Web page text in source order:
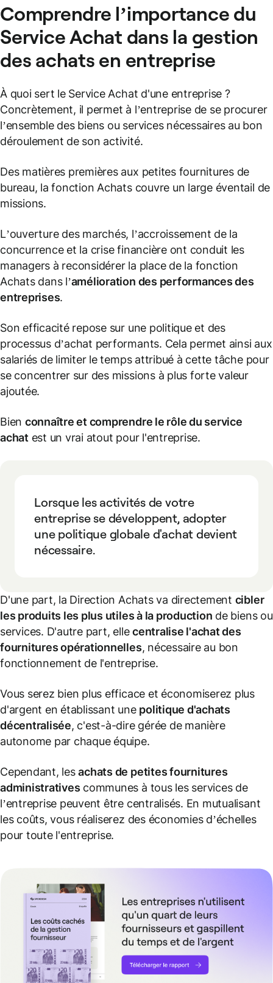
Comprendre l’importance du
Service Achat dans la gestion
des achats en entreprise
À quoi sert le Service Achat d'une entreprise ?
Concrètement, il permet à l’entreprise de se procurer
l’ensemble des biens ou services nécessaires au bon
déroulement de son activité.
Des matières premières aux petites fournitures de
bureau, la fonction Achats couvre un large éventail de
missions.
L’ouverture des marchés, l’accroissement de la
concurrence et la crise financière ont conduit les
managers à reconsidérer la place de la fonction
Achats dans l’amélioration des performances des
entreprises.
Son efficacité repose sur une politique et des
processus d’achat performants. Cela permet ainsi aux
salariés de limiter le temps attribué à cette tâche pour
se concentrer sur des missions à plus forte valeur
ajoutée.
Bien connaître et comprendre le rôle du service
achat est un vrai atout pour l'entreprise.
Lorsque les activités de votre
entreprise se développent, adopter
une politique globale d'achat devient
nécessaire.
D'une part, la Direction Achats va directement cibler
les produits les plus utiles à la production de biens ou
services. D'autre part, ellecentralise l'achat des
fournitures opérationnelles, nécessaire au bon
fonctionnement de l'entreprise.
Vous serez bien plus efficace et économiserez plus
d'argent en établissant une politique d'achats
décentralisée, c'est-à-dire gérée de manière
autonome par chaque équipe.
Cependant, lesachats de petites fournitures
administratives communes à tous les services de
l’entreprise peuvent être centralisés. En mutualisant
les coûts, vous réaliserez des économies d’échelles
pour toute l'entreprise.